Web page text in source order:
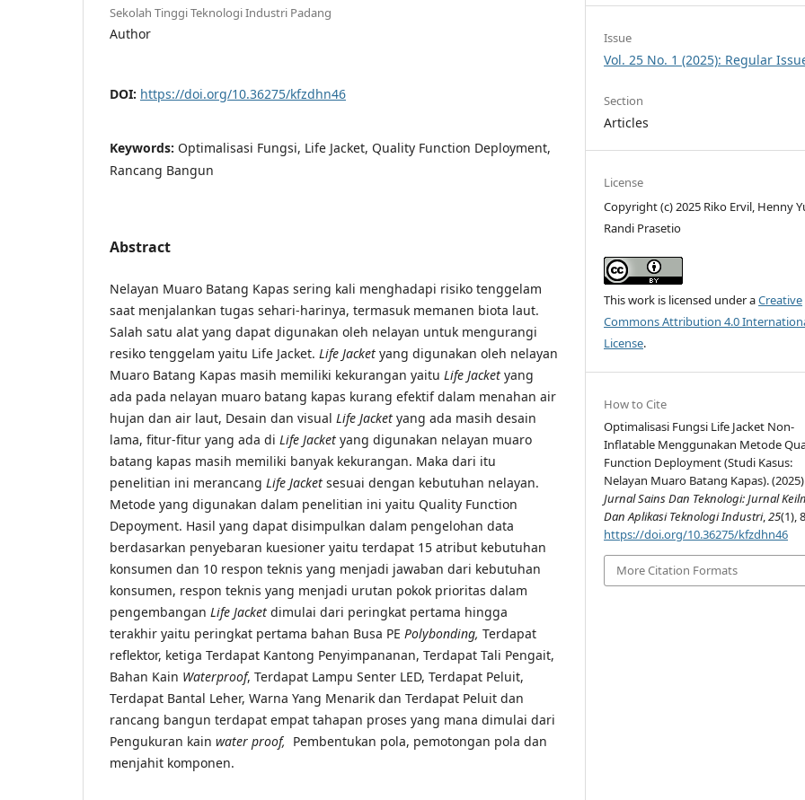
Sekolah Tinggi Teknologi Industri Padang
Author
DOI: https://doi.org/10.36275/kfzdhn46
Keywords: Optimalisasi Fungsi, Life Jacket, Quality Function Deployment,
Rancang Bangun
Abstract
Nelayan Muaro Batang Kapas sering kali menghadapi risiko tenggelam
saat menjalankan tugas sehari-harinya, termasuk memanen biota laut.
Salah satu alat yang dapat digunakan oleh nelayan untuk mengurangi
resiko tenggelam yaitu Life Jacket. Life Jacket yang digunakan oleh nelayan
Muaro Batang Kapas masih memiliki kekurangan yaitu Life Jacket yang
ada pada nelayan muaro batang kapas kurang efektif dalam menahan air
hujan dan air laut, Desain dan visual Life Jacket yang ada masih desain
lama, fitur-fitur yang ada di Life Jacket yang digunakan nelayan muaro
batang kapas masih memiliki banyak kekurangan. Maka dari itu
penelitian ini merancang Life Jacket sesuai dengan kebutuhan nelayan.
Metode yang digunakan dalam penelitian ini yaitu Quality Function
Depoyment. Hasil yang dapat disimpulkan dalam pengelohan data
berdasarkan penyebaran kuesioner yaitu terdapat 15 atribut kebutuhan
konsumen dan 10 respon teknis yang menjadi jawaban dari kebutuhan
konsumen, respon teknis yang menjadi urutan pokok prioritas dalam
pengembangan Life Jacket dimulai dari peringkat pertama hingga
terakhir yaitu peringkat pertama bahan Busa PE Polybonding, Terdapat
reflektor, ketiga Terdapat Kantong Penyimpananan, Terdapat Tali Pengait,
Bahan Kain Waterproof, Terdapat Lampu Senter LED, Terdapat Peluit,
Terdapat Bantal Leher, Warna Yang Menarik dan Terdapat Peluit dan
rancang bangun terdapat empat tahapan proses yang mana dimulai dari
Pengukuran kain water proof, Pembentukan pola, pemotongan pola dan
menjahit komponen.
Issue
Vol. 25 No. 1 (2025): Regular
Section
Articles
License
Copyright (c) 2025 Riko Ervil, Henny
Randi Prasetio
This work is licensed under aCreative
Commons Attribution 4.0
License.
How to Cite
Optimalisasi Fungsi Life Jacket Non-
Inflatable Menggunakan Metode
Function Deployment (Studi Kasus:
Nelayan Muaro Batang Kapas).
Jurnal Sains Dan Teknologi: Jurnal
Dan Aplikasi Teknologi Industri,25(1),
https://doi.org/10.36275/kfzdhn46
More Citation Formats